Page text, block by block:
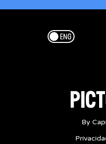
Esp/Eng
By